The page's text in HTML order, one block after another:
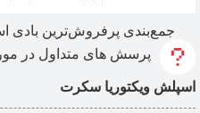
جمع‌بندی پرفروش‌ترین بادی
پرسش های متداول در
اسپلش ویکتوریا سکرت